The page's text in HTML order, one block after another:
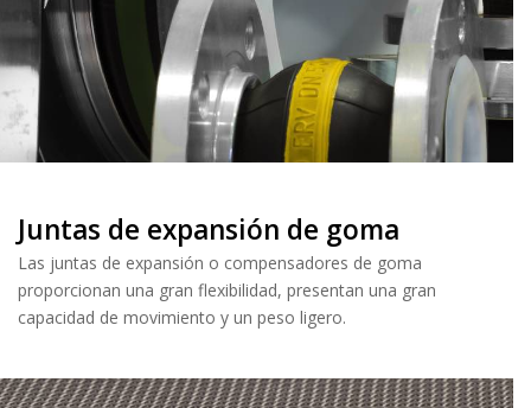
Juntas de expansión de goma
Las juntas de expansión o compensadores de goma
proporcionan una gran flexibilidad, presentan una gran
capacidad de movimiento y un peso ligero.